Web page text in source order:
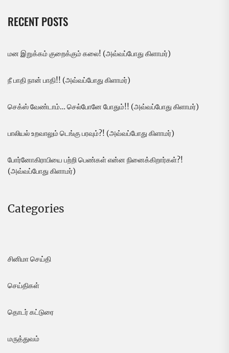
RECENT POSTS
மன இறுக்கம் குறைக்கும் கலை! (அவ்வப்போது கிளாமர்)
நீ பாதி நான் பாதி!! (அவ்வப்போது கிளாமர்)
செக்ஸ் வேண்டாம்… செல்போனே போதும்!! (அவ்வப்போது கிளாமர்)
பாலியல் உறவாலும் டெங்கு பரவும்?! (அவ்வப்போது கிளாமர்)
போர்னோகிராபியை பற்றி பெண்கள் என்ன நினைக்கிறார்கள்?!
(அவ்வப்போது கிளாமர்)
Categories
சினிமா செய்தி
செய்திகள்
தொடர் கட்டுரை
மருத்துவம்